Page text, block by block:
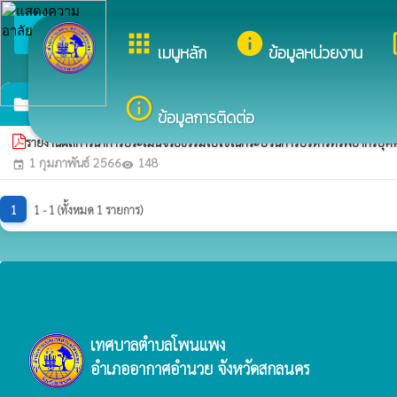
apps เมนูหลัก info ข้อมูลหน่วยงาน
info_outline ข้อมูลการติดต่อ
arrow_back_ios กลับเมนูหลัก ยินดีต้
folderการประเมินจริยธรรมเจ้าหน้าที่ของรัฐ
รายงานผลการนำการประเมินจริยธรรมไปใช้ในกระบวนการบริหารทรัพยากรบุ
event 1 กุมภาพันธ์ 2566visibility 148
1 1 - 1 (ทั้งหมด 1 รายการ)
เทศบาลตำบลโพนแพง
อำเภออากาศอำนวย จังหวัดสกลนคร